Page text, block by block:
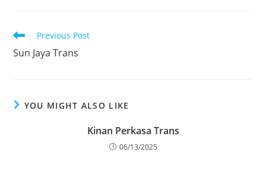
Read
articles
Previous Post
Sun Jaya Trans
YOU MIGHT ALSO LIKE
Kinan Perkasa Trans
06/13/2025